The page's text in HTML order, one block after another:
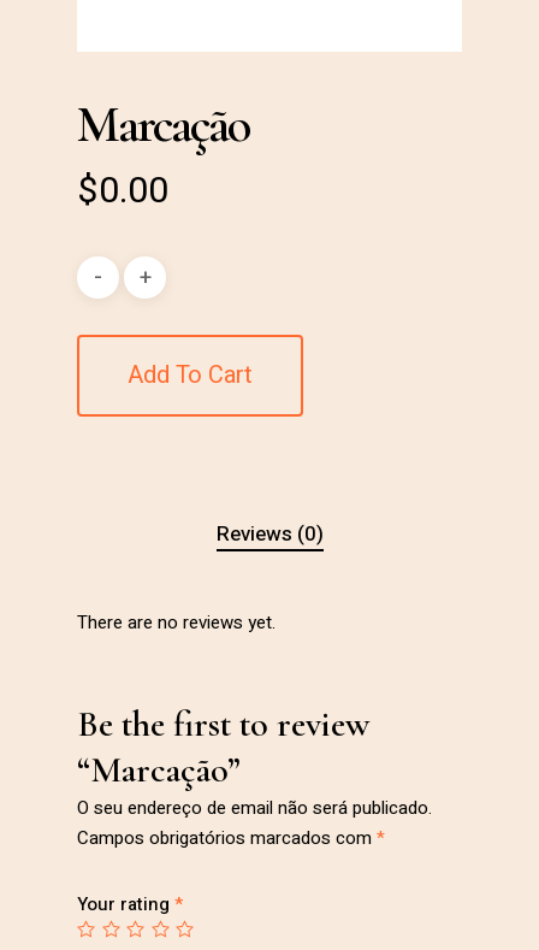
Marcação
$0.00
Add To Cart
Reviews (0)
There are no reviews yet.
Be the first to review
“Marcação”
O seu endereço de email não será publicado.
Campos obrigatórios marcados com*
Your rating *